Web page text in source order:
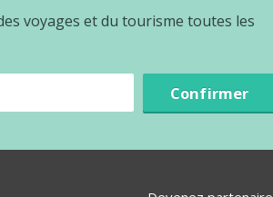
voyages et du tourisme toutes les
Confirmer